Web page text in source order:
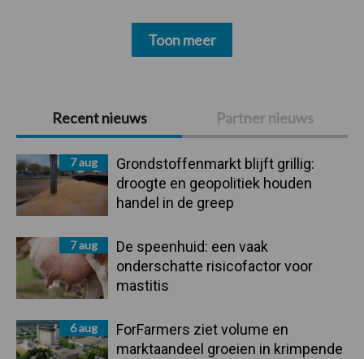
Primaire
Sidebar
Recent nieuws Partner nieuws
7 aug
Grondstoffenmarkt blijft grillig:
droogte en geopolitiek houden
handel in de greep
7 aug
De speenhuid: een vaak
onderschatte risicofactor voor
mastitis
6 aug
ForFarmers ziet volume en
marktaandeel groeien in krimpende
Toon meer